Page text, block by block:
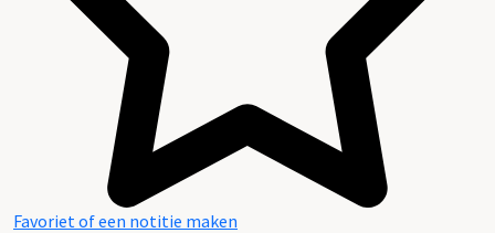
Favoriet of een notitie maken